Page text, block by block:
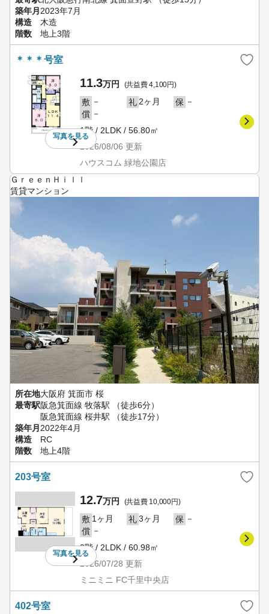
築年月 2023年7月
構造
木造
階数
地上3階
＊＊＊号室
写真を見る
11.3万円 (共益費 4,100円)
敷 － 礼 2ヶ月 保 －
償 －
1階 / 2LDK / 56.80㎡
2026/08/06 更新
ハウスコム 緑地公園店
ＧｒｅｅｎＨｉｌｌ
賃貸マンション
所在地大阪府 箕面市 桜
最寄駅阪急箕面線 牧落駅 （徒歩6分）
阪急箕面線 桜井駅 （徒歩17分）
築年月 2022年4月
構造
RC
階数
地上4階
203号室
写真を見る
12.7万円 (共益費 10,000円)
敷 1ヶ月 礼3ヶ月 保 －
償 －
2階 / 2LDK / 60.98㎡
2026/07/28 更新
ミニミニ FC千里中央店
402号室